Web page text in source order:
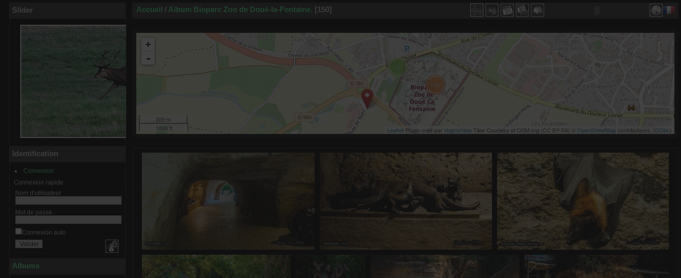
Slider
Identification
Connexion
Connexion rapide
Nom d'utilisateur
Mot de passe
Connexion auto
Albums
Accueil / Album Bioparc Zoo de Doué-la-Fontaine. 150
146
+
-
300 m
1000 ft
Leaflet Plugin créé par xbgmsharpTiles Courtesy of OSM.org (CC BY-SA) © OpenStreetMapcontributeurs, (ODbL )
BIOPARC (3)
0 commentaire - vue 1706 fois
BIOPARC (5)
vue 1722 fois - Score 4.12
Renard volant d’Asie
0 commentaire
Score 4.61